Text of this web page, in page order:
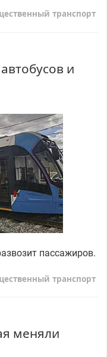
транспорт
и
пассажиров.
транспорт
меняли